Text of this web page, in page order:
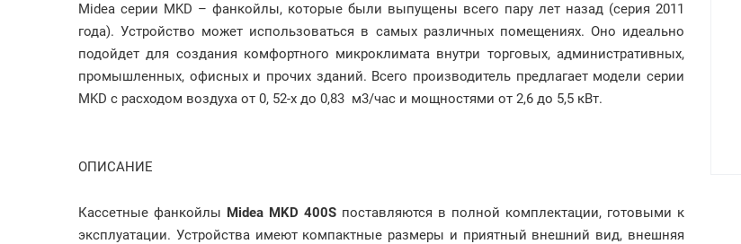
Midea серии MKD – фанкойлы, которые были выпущены всего пару лет назад (серия 2011
года). Устройство может использоваться в самых различных помещениях. Оно идеально
подойдет для создания комфортного микроклимата внутри торговых, административных,
промышленных, офисных и прочих зданий. Всего производитель предлагает модели серии
MKD с расходом воздуха от 0, 52-х до 0,83 м3/час и мощностями от 2,6 до 5,5 кВт.
ОПИСАНИЕ
Кассетные фанкойлы Midea MKD 400S поставляются в полной комплектации, готовыми к
эксплуатации. Устройства имеют компактные размеры и приятный внешний вид, внешняя